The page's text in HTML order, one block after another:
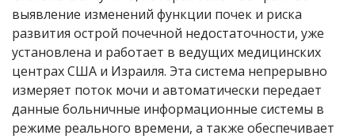
выявление изменений функции почек и риска
развития острой почечной недостаточности, уже
установлена и работает в ведущих медицинских
центрах США и Израиля. Эта система непрерывно
измеряет поток мочи и автоматически передает
данные больничные информационные системы в
режиме реального времени, а также обеспечивает